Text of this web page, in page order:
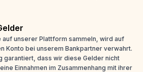
auf unserer Plattform sammeln, wird auf
Konto bei unserem Bankpartner verwahrt.
garantiert, dass wir diese Gelder nicht
Einnahmen im Zusammenhang mit ihrer